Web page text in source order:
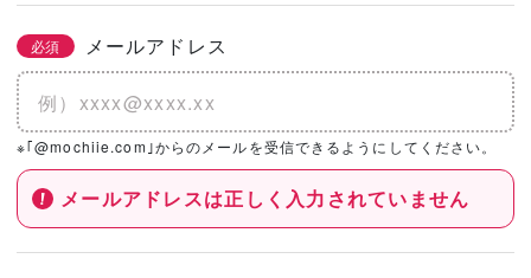
必須 メールアドレス
※｢@mochiie.com｣からのメールを受信できるようにしてください。
メールアドレスは正しく入力されていません